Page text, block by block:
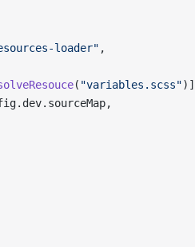
loader" ,
( "variables.scss"